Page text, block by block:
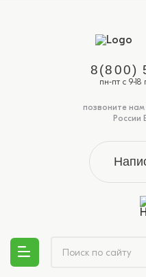
8(800)
пн-пт с 9-18
позвоните